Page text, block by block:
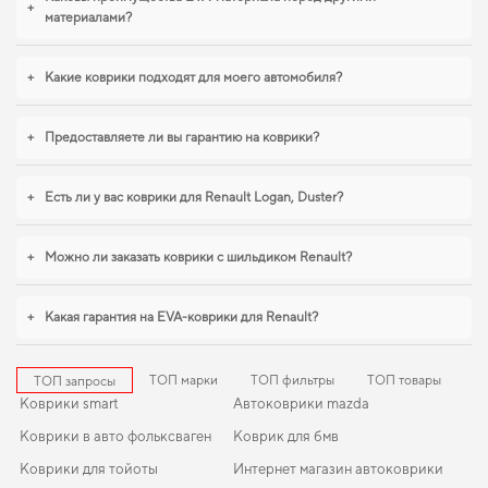
важна точная посадка и аккуратный вид,коврик для skoda fabia купить
удачным выбором. Продуманная защита пола начинается с правильного
становятся разумным выбором водителя. Продолжим работать для вашего
комфорта и предлагать товары, которым можно доверять каждый день.
+
материалами?
+ Какие коврики подходят для моего автомобиля?
+ Предоставляете ли вы гарантию на коврики?
+ Есть ли у вас коврики для Renault Logan, Duster?
+ Можно ли заказать коврики с шильдиком Renault?
+ Какая гарантия на EVA-коврики для Renault?
ТОП запросы ТОП марки ТОП фильтры ТОП товары
Коврики smart
Коврики в авто фольксваген
Коврики для тойоты
Автоковрики mazda
Коврик для бмв
Интернет магазин автоковрики